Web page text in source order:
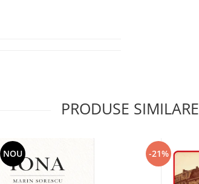
PRODUSE SIMILARE
NOU -21%